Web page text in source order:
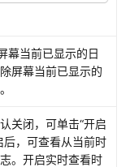
幕当前已显示的日
屏幕当前已显示的
关闭，可单击“开启
后，可查看从当前时
。开启实时查看时